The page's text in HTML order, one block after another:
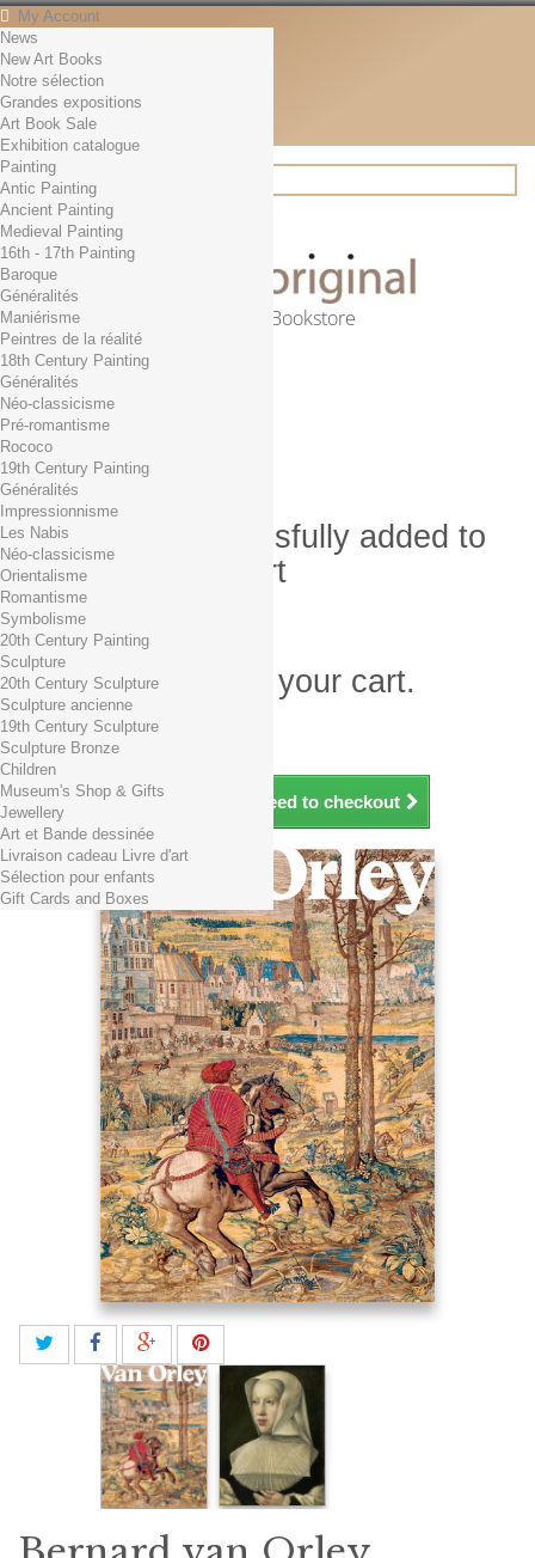
My Account
Contact
English
English
Français
News
Search
Online Art Bookstore
Cart (empty)
No products
Free shipping!
0,00 € Total
Check out
Product successfully added to
your shopping cart
Quantity
Total
There is 1 item in your cart.
Total products (tax incl.)
Total shipping TTC
Total (tax incl.)
Continue shopping Proceed to checkout
News
New Art Books
Notre sélection
Grandes expositions
Art Book Sale
Exhibition catalogue
Painting
Antic Painting
Ancient Painting
Medieval Painting
16th - 17th Painting
Baroque
Généralités
Maniérisme
Peintres de la réalité
18th Century Painting
Généralités
Néo-classicisme
Pré-romantisme
Rococo
19th Century Painting
Généralités
Impressionnisme
Les Nabis
Néo-classicisme
Orientalisme
Romantisme
Symbolisme
20th Century Painting
Sculpture
20th Century Sculpture
Sculpture ancienne
19th Century Sculpture
Sculpture Bronze
Children
Museum's Shop & Gifts
Jewellery
Art et Bande dessinée
Livraison cadeau Livre d'art
Sélection pour enfants
Gift Cards and Boxes